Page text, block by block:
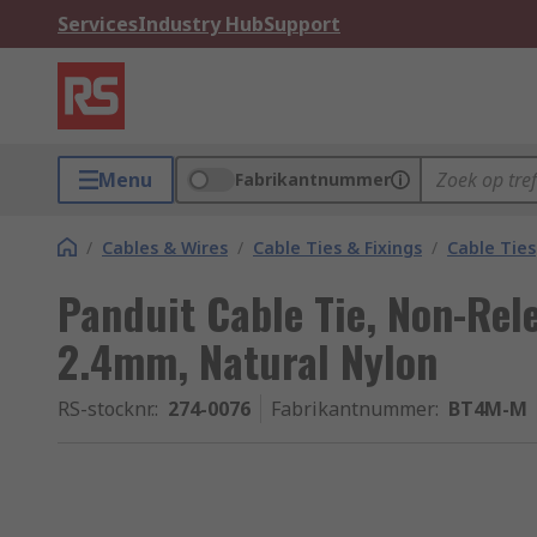
ServicesIndustry HubSupport
Menu Fabrikantnummer
/ Cables & Wires / Cable Ties & Fixings / Cable Ties
Panduit Cable Tie, Non-
2.4mm, Natural Nylon
RS-stocknr.: 274-0076 Fabrikantnummer: BT4M-M